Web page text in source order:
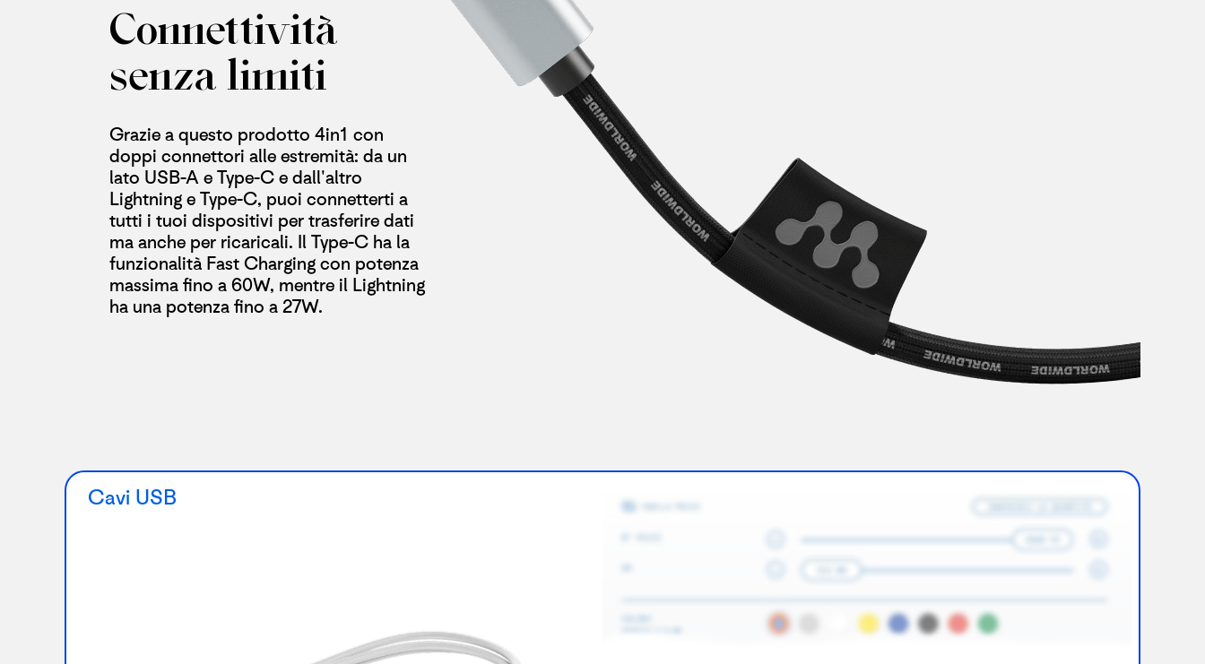
Connettività
senza limiti
Grazie a questo prodotto 4in1 con
doppi connettori alle estremità: da un
lato USB-A e Type-C e dall'altro
Lightning e Type-C, puoi connetterti a
tutti i tuoi dispositivi per trasferire dati
ma anche per ricaricali. Il Type-C ha la
funzionalità Fast Charging con potenza
massima fino a 60W, mentre il Lightning
ha una potenza fino a 27W.
Cavi USB